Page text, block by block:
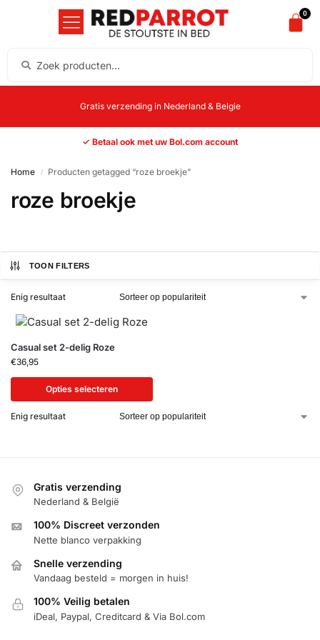
0
Gratis verzending in Nederland & Belgie
✓ Betaal ook met uw Bol.com account
Home / Producten getagged “roze broekje”
roze broekje
TOON FILTERS
Enig resultaat
Casual set 2-delig Roze
€36,95
Opties selecteren
Enig resultaat
Gratis verzending
Nederland & België
100% Discreet verzonden
Nette blanco verpakking
Snelle verzending
Vandaag besteld = morgen in huis!
100% Veilig betalen
iDeal, Paypal, Creditcard & Via Bol.com